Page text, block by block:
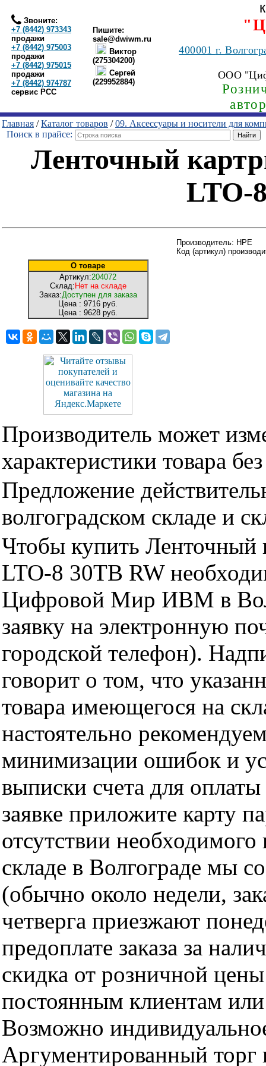
Звоните:
+7 (8442) 973343
продажи
+7 (8442) 975003
продажи
+7 (8442) 975015
продажи
+7 (8442) 974787
сервис РСС
Пишите:
sale@dwiwm.ru
Виктор
(275304200)
Сергей
(229952884)
400001г.
ООО
Главная /Каталог товаров /09. Аксессуары и носители для
Поиск в прайсе:
Ленточный
LTO-
О товаре
Артикул:204072
Склад: Нет на складе
Заказ:Доступен для заказа
Цена : 9716 руб.
Цена : 9628 руб.
Производитель: HPE
Код (артикул)
Производитель может
характеристики товара
Предложение
волгоградском складе и
Чтобы купить
LTO-8 30TB RW
Цифровой Мир ИВМ в
заявку на электронную
городской телефон).
говорит о том, что
товара имеющегося на
настоятельно
минимизации ошибок и
выписки счета для
заявке приложите карту
отсутствии
складе в Волгограде мы
(обычно около недели,
четверга приезжают
предоплате заказа за
скидка от розничной
постоянным клиентам
Возможно
Аргументированный торг